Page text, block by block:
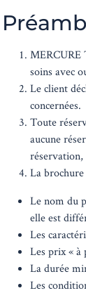
MERCURE
soins avec
Le client
concernées.
Toute
aucune
réservation,
La
Le nom du
elle est
Les
Les prix « à
La durée
Les